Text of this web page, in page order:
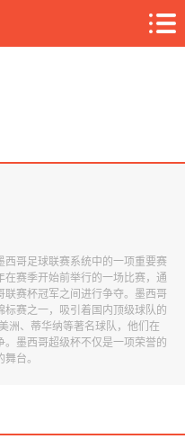
哥足球联赛系统中的一项重要赛
赛季开始前举行的一场比赛，通
赛杯冠军之间进行争夺。墨西哥
赛之一，吸引着国内顶级球队的
洲、蒂华纳等著名球队，他们在
墨西哥超级杯不仅是一项荣誉的
台。